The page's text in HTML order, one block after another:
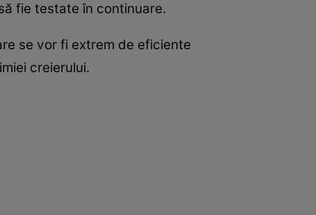
fie testate în continuare.
se vor fi extrem de eficiente
creierului.